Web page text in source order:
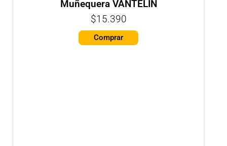
Muñequera VANTELIN
$15.390
Comprar